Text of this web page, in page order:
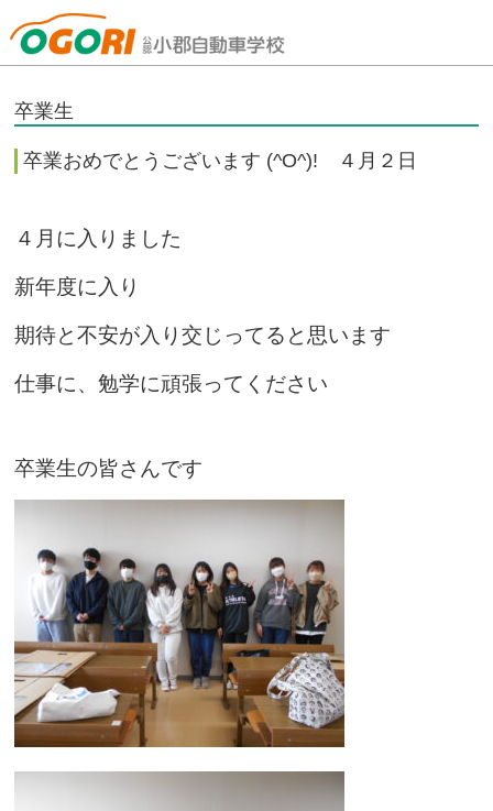
山口県小郡自動車学校
卒業生
卒業おめでとうございます (^O^)! ４月２日
４月に入りました
新年度に入り
期待と不安が入り交じってると思います
仕事に、勉学に頑張ってください
卒業生の皆さんです